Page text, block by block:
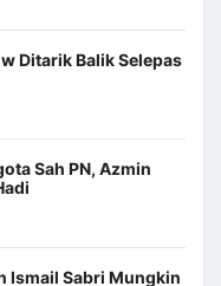
Ditarik Balik Selepas
Sah PN, Azmin
Ismail Sabri Mungkin